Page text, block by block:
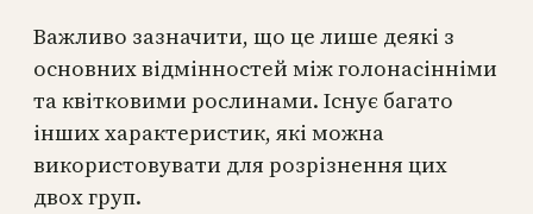
Важливо зазначити, що це лише деякі з
основних відмінностей між голонасінніми
та квітковими рослинами. Існує багато
інших характеристик, які можна
використовувати для розрізнення цих
двох груп.